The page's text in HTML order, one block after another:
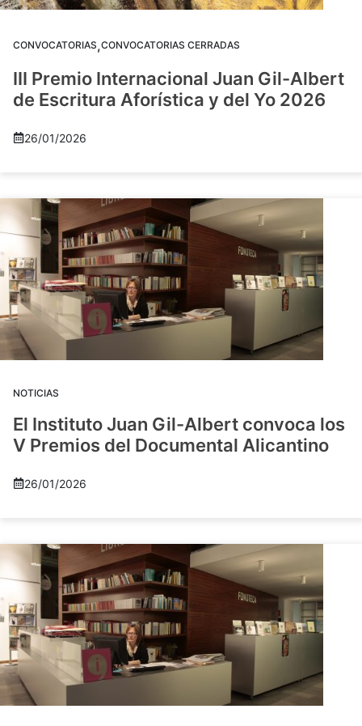
CONVOCATORIAS,CONVOCATORIAS CERRADAS
III Premio Internacional Juan Gil-Albert
de Escritura Aforística y del Yo 2026
26/01/2026
NOTICIAS
El Instituto Juan Gil-Albert convoca los
V Premios del Documental Alicantino
26/01/2026